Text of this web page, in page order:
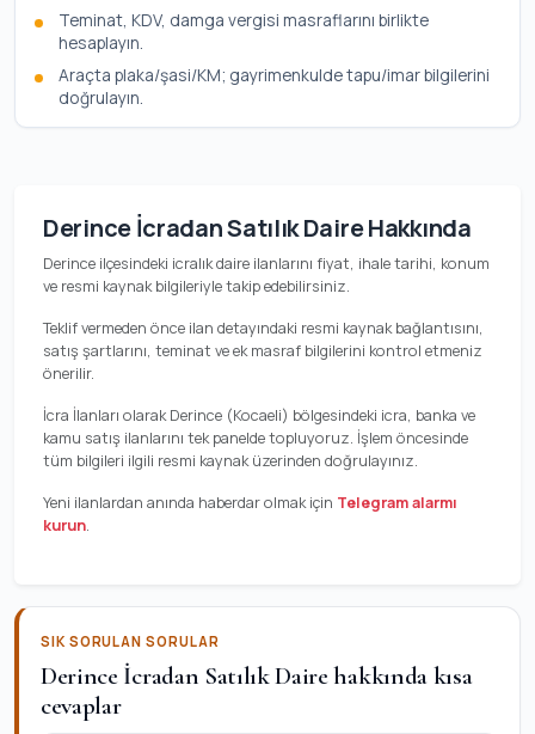
Teminat, KDV, damga vergisi masraflarını birlikte
hesaplayın.
Araçta plaka/şasi/KM; gayrimenkulde tapu/imar bilgilerini
doğrulayın.
Derince İcradan Satılık Daire Hakkında
Derince ilçesindeki icralık daire ilanlarını fiyat, ihale tarihi, konum
ve resmi kaynak bilgileriyle takip edebilirsiniz.
Teklif vermeden önce ilan detayındaki resmi kaynak bağlantısını,
satış şartlarını, teminat ve ek masraf bilgilerini kontrol etmeniz
önerilir.
İcra İlanları olarak Derince (Kocaeli) bölgesindeki icra, banka ve
kamu satış ilanlarını tek panelde topluyoruz. İşlem öncesinde
tüm bilgileri ilgili resmi kaynak üzerinden doğrulayınız.
Yeni ilanlardan anında haberdar olmak için Telegram alarmı
kurun.
SIK SORULAN SORULAR
Derince İcradan Satılık Daire hakkında kısa
cevaplar